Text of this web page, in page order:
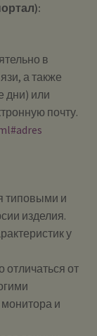
в
а также
дни) или
почту.
типовыми и
изделия.
у
отличаться от
и